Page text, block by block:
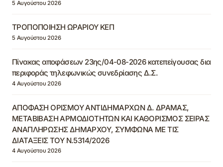
5 Αυγούστου 2026
ΤΡΟΠΟΠΟΙΗΣΗ ΩΡΑΡΙΟΥ ΚΕΠ
5 Αυγούστου 2026
Πίνακας αποφάσεων 23ης/04-08-2026 κατεπείγουσας δια
περιφοράς τηλεφωνικώς συνεδρίασης Δ.Σ.
4 Αυγούστου 2026
ΑΠΟΦΑΣΗ ΟΡΙΣΜΟΥ ΑΝΤΙΔΗΜΑΡΧΩΝ Δ. ΔΡΑΜΑΣ,
ΜΕΤΑΒΙΒΑΣΗ ΑΡΜΟΔΙΟΤΗΤΩΝ ΚΑΙ ΚΑΘΟΡΙΣΜΟΣ ΣΕΙΡΑΣ
ΑΝΑΠΛΗΡΩΣΗΣ ΔΗΜΑΡΧΟΥ, ΣΥΜΦΩΝΑ ΜΕ ΤΙΣ
ΔΙΑΤΑΞΕΙΣ ΤΟΥ Ν.5314/2026
4 Αυγούστου 2026